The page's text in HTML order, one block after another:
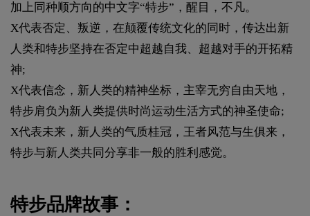
加上同种顺方向的中文字“特步”，醒目，不凡。
X代表否定、叛逆，在颠覆传统文化的同时，传达出新
人类和特步坚持在否定中超越自我、超越对手的开拓精
神;
X代表信念，新人类的精神坐标，主宰无穷自由天地，
特步肩负为新人类提供时尚运动生活方式的神圣使命;
X代表未来，新人类的气质桂冠，王者风范与生俱来，
特步与新人类共同分享非一般的胜利感觉。
特步品牌故事：